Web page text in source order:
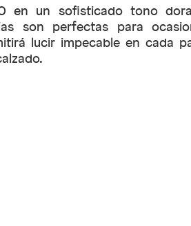
en un sofisticado tono
son perfectas para
lucir impecable en cada